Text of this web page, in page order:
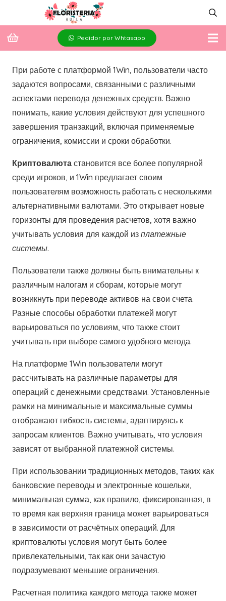
Pedidor por Whtasapp
При работе с платформой 1Win, пользователи часто
задаются вопросами, связанными с различными
аспектами перевода денежных средств. Важно
понимать, какие условия действуют для успешного
завершения транзакций, включая применяемые
ограничения, комиссии и сроки обработки.
Криптовалюта становится все более популярной
среди игроков, и 1Win предлагает своим
пользователям возможность работать с несколькими
альтернативными валютами. Это открывает новые
горизонты для проведения расчетов, хотя важно
учитывать условия для каждой из платежные
системы.
Пользователи также должны быть внимательны к
различным налогам и сборам, которые могут
возникнуть при переводе активов на свои счета.
Разные способы обработки платежей могут
варьироваться по условиям, что также стоит
учитывать при выборе самого удобного метода.
На платформе 1Win пользователи могут
рассчитывать на различные параметры для
операций с денежными средствами. Установленные
рамки на минимальные и максимальные суммы
отображают гибкость системы, адаптируясь к
запросам клиентов. Важно учитывать, что условия
зависят от выбранной платежной системы.
При использовании традиционных методов, таких как
банковские переводы и электронные кошельки,
минимальная сумма, как правило, фиксированная, в
то время как верхняя граница может варьироваться
в зависимости от расчётных операций. Для
криптовалюты условия могут быть более
привлекательными, так как они зачастую
подразумевают меньшие ограничения.
Расчетная политика каждого метода также может